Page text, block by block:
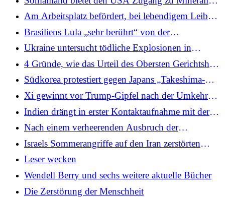
Gegenzölle aufhebt
und Militärstützpunkten, während es einen Deal
mit Trump anstrebt
Am Arbeitsplatz befördert, bei lebendigem Leibe
in Bangladesch verbrannt: Familie behauptet, dass
es sich um einen Lynchmord an Dipu Das handelt
Brasiliens Lula „sehr berührt“ von der
musikalischen Hommage in Indien während des
Mittagessens mit Premierminister Modi
Ukraine untersucht tödliche Explosionen in
Lemberg als „Terroranschlag“; Polizistin getötet,
Dutzende verletzt
4 Gründe, wie das Urteil des Obersten Gerichtshofs
der USA zu Trump-Zöllen Indien derzeit hilft
Südkorea protestiert gegen Japans „Takeshima-
Tag“ wegen umstrittener Inseln
Xi gewinnt vor Trump-Gipfel nach der Umkehr
der US-Zölle die Oberhand
Indien drängt in erster Kontaktaufnahme mit der
neuen Regierung von Dhaka auf einen
menschenzentrierten Neustart
Nach einem verheerenden Ausbruch der
Vogelgrippe erholen sich Schottlands Seevögel
langsam – und das gilt auch für die
Wissenschaftler, die ihren Niedergang beobachtet
haben
Israels Sommerangriffe auf den Iran zerstörten
mehrere F-14 Tomcats
Leser wecken
Wendell Berry und sechs weitere aktuelle Bücher
Die Zerstörung der Menschheit